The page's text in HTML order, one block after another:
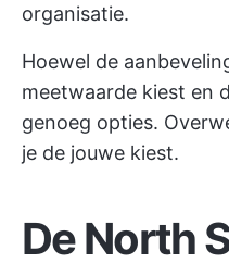
organisatie.
Hoewel de
meetwaarde kiest en
genoeg opties.
je de jouwe kiest.
De North